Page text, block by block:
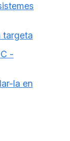
targeta
-
la en